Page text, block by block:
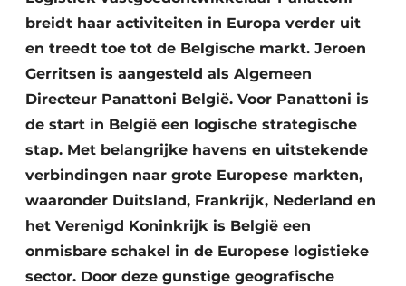
breidt haar activiteiten in Europa verder uit
en treedt toe tot de Belgische markt. Jeroen
Gerritsen is aangesteld als Algemeen
Directeur Panattoni België. Voor Panattoni is
de start in België een logische strategische
stap. Met belangrijke havens en uitstekende
verbindingen naar grote Europese markten,
waaronder Duitsland, Frankrijk, Nederland en
het Verenigd Koninkrijk is België een
onmisbare schakel in de Europese logistieke
sector. Door deze gunstige geografische